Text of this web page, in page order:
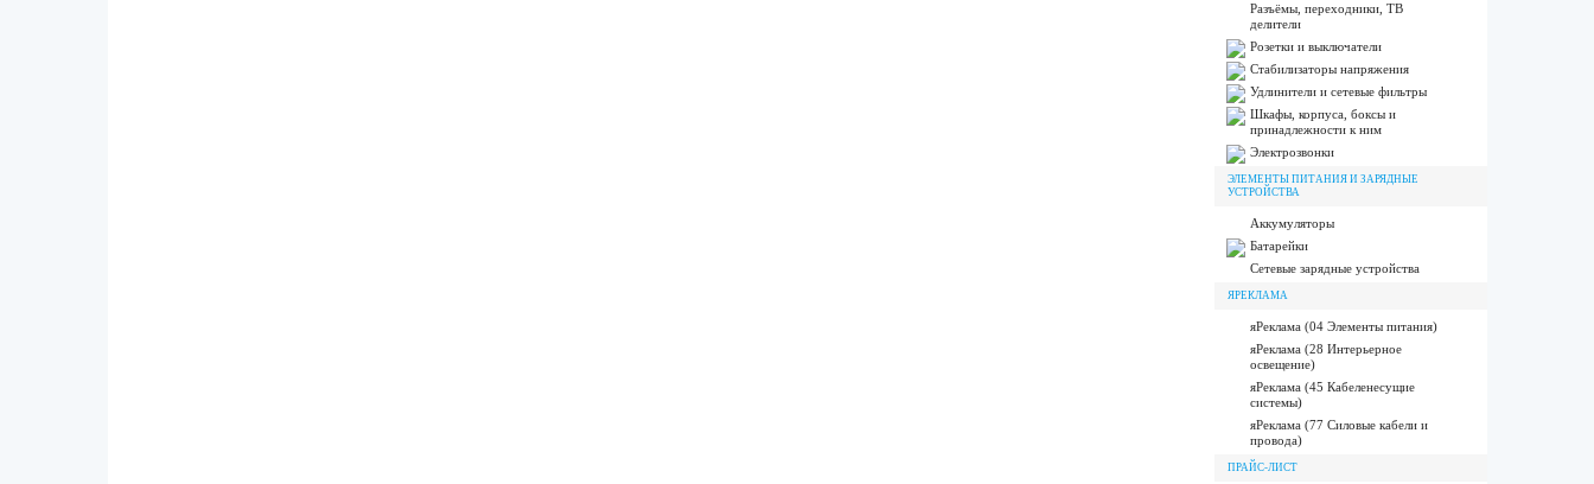
Разъёмы, переходники, ТВ
делители
Розетки и выключатели
Стабилизаторы напряжения
Удлинители и сетевые фильтры
Шкафы, корпуса, боксы и
принадлежности к ним
Электрозвонки
ЭЛЕМЕНТЫ ПИТАНИЯ И ЗАРЯДНЫЕ
УСТРОЙСТВА
Аккумуляторы
Батарейки
Сетевые зарядные устройства
ЯРЕКЛАМА
яРеклама (04 Элементы питания)
яРеклама (28 Интерьерное
освещение)
яРеклама (45 Кабеленесущие
системы)
яРеклама (77 Силовые кабели и
провода)
ПРАЙС-ЛИСТ